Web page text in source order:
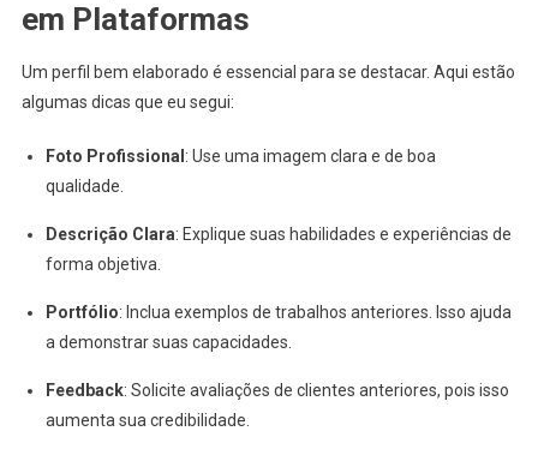
em Plataformas
Um perfil bem elaborado é essencial para se destacar. Aqui estão
algumas dicas que eu segui:
Foto Profissional : Use uma imagem clara e de boa
qualidade.
Descrição Clara: Explique suas habilidades e experiências de
forma objetiva.
Portfólio: Inclua exemplos de trabalhos anteriores. Isso ajuda
a demonstrar suas capacidades.
Feedback: Solicite avaliações de clientes anteriores, pois isso
aumenta sua credibilidade.